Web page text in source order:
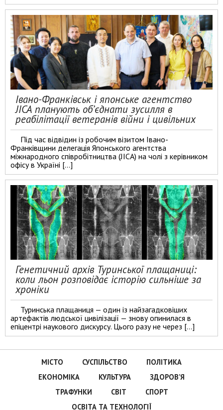
Івано-Франківськ і японське агентство
JICA планують об’єднати зусилля в
реабілітації ветеранів війни і цивільних
Під час відвідин із робочим візитом Івано-
Франківщини делегація Японського агентства
міжнародного співробітництва (JICA) на чолі з керівником
офісу в Україні […]
Генетичний архів Туринської плащаниці:
коли льон розповідає історію сильніше за
хроніки
Туринська плащаниця — один із найзагадковіших
артефактів людської цивілізації — знову опинилася в
епіцентрі наукового дискурсу. Цього разу не через […]
МІСТО СУСПІЛЬСТВО
ПОЛІТИКА
ЕКОНОМІКА
КУЛЬТУРА
ЗДОРОВ’Я
ТРАФУНКИ
СВІТ
СПОРТ
ОСВІТА ТА ТЕХНОЛОГІЇ